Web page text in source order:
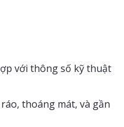
với thông số kỹ thuật
thoáng mát, và gần